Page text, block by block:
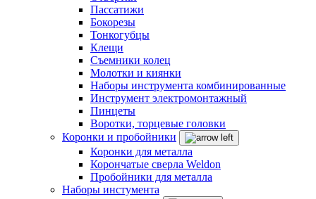
Пассатижи
Бокорезы
Тонкогубцы
Клещи
Съемники колец
Молотки и киянки
Наборы инструмента комбинированные
Инструмент электромонтажный
Пинцеты
Воротки, торцевые головки
Коронки и пробойники
Коронки для металла
Корончатые сверла Weldon
Пробойники для металла
Наборы инстумента